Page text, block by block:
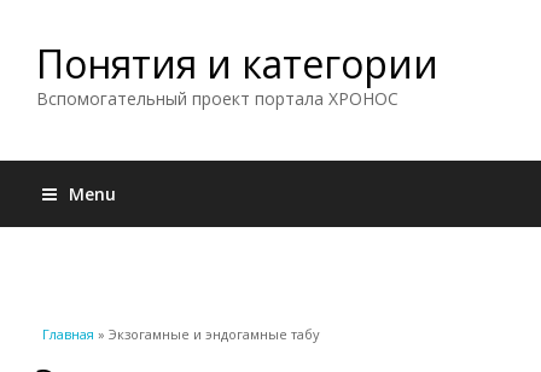
Понятия и категории
Вспомогательный проект портала ХРОНОС
Menu
Вы здесь
Главная » Экзогамные и эндогамные табу